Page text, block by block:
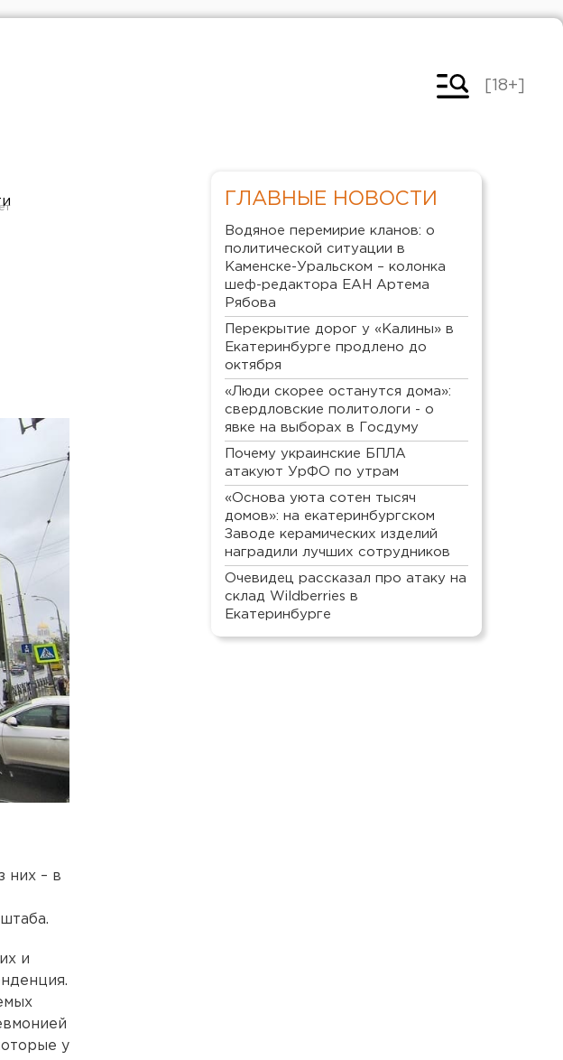
[18+]
них – в
и
у
ГЛАВНЫЕ НОВОСТИ
Водяное перемирие кланов: о
политической ситуации в
Каменске-Уральском – колонка
шеф-редактора ЕАН Артема
Рябова
Перекрытие дорог у «Калины» в
Екатеринбурге продлено до
октября
«Люди скорее останутся дома»:
свердловские политологи - о
явке на выборах в Госдуму
Почему украинские БПЛА
атакуют УрФО по утрам
«Основа уюта сотен тысяч
домов»: на екатеринбургском
Заводе керамических изделий
наградили лучших сотрудников
Очевидец рассказал про атаку на
склад Wildberries в
Екатеринбурге